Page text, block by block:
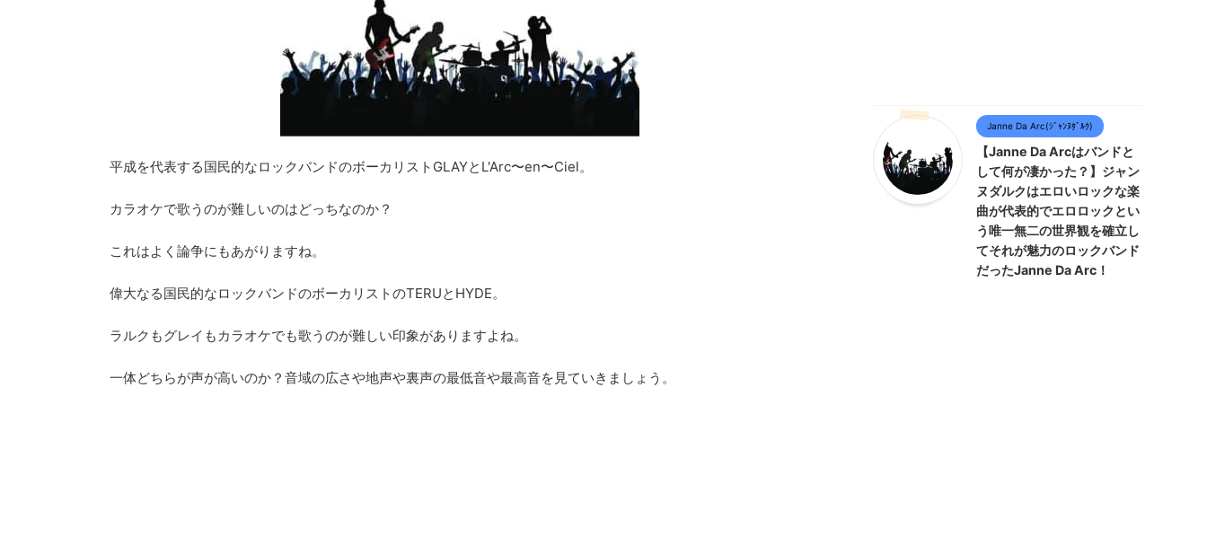
平成を代表する国民的なロックバンドのボーカリストGLAYとL'Arc〜en〜Ciel。
カラオケで歌うのが難しいのはどっちなのか？
これはよく論争にもあがりますね。
偉大なる国民的なロックバンドのボーカリストのTERUとHYDE。
ラルクもグレイもカラオケでも歌うのが難しい印象がありますよね。
一体どちらが声が高いのか？音域の広さや地声や裏声の最低音や最高音を見ていきましょう。
Janne Da Arc(ｼﾞｬﾝﾇﾀﾞﾙｸ)
【Janne Da Arcはバンドと
して何が凄かった？】ジャン
ヌダルクはエロいロックな楽
曲が代表的でエロロックとい
う唯一無二の世界観を確立し
てそれが魅力のロックバンド
だったJanne Da Arc！